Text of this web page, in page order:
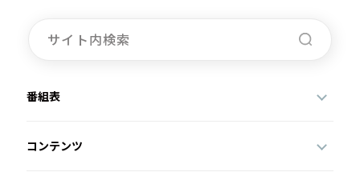
番組表
コンテンツ